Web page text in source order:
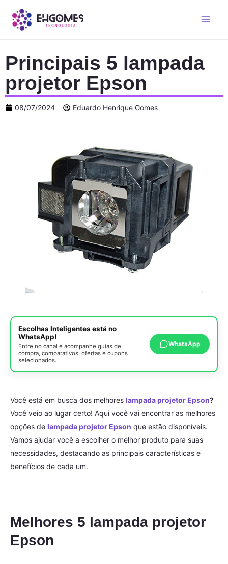
Principais 5 lampada
projetor Epson
08/07/2024 Eduardo Henrique Gomes
Escolhas Inteligentes está no
WhatsApp!
Entre no canal e acompanhe guias de
compra, comparativos, ofertas e cupons
selecionados.
WhatsApp
Você está em busca dos melhores lampada projetor Epson?
Você veio ao lugar certo! Aqui você vai encontrar as melhores
opções de lampada projetor Epson que estão disponíveis.
Vamos ajudar você a escolher o melhor produto para suas
necessidades, destacando as principais características e
benefícios de cada um.
Melhores 5 lampada projetor
Epson